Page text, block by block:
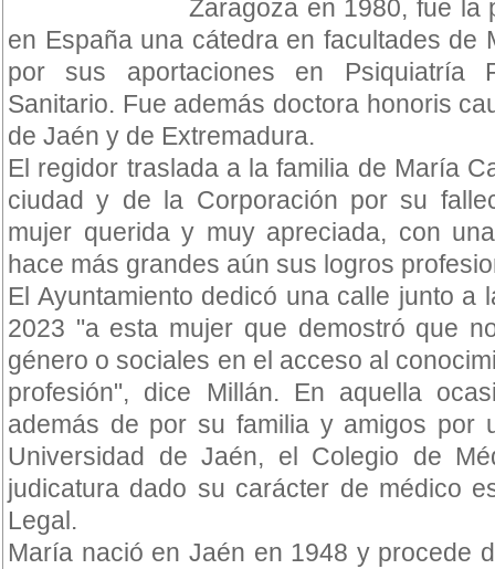
Zaragoza en 1980, fue la
en España una cátedra en facultades de
por sus aportaciones en Psiquiatría
Sanitario. Fue además doctora honoris
de Jaén y de Extremadura.
El regidor traslada a la familia de María
ciudad y de la Corporación por su
mujer querida y muy apreciada, con
hace más grandes aún sus logros
El Ayuntamiento dedicó una calle junto a
2023 "a esta mujer que demostró que
género o sociales en el acceso al
profesión", dice Millán. En aquella
además de por su familia y amigos por
Universidad de Jaén, el Colegio de
judicatura dado su carácter de médico
Legal.
María nació en Jaén en 1948 y procede